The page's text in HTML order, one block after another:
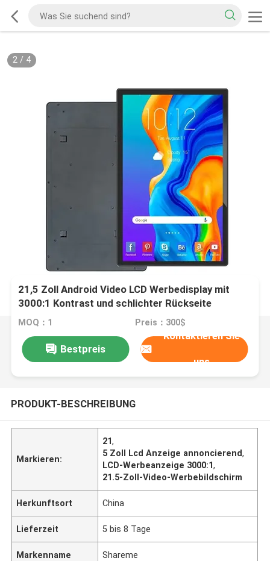
2/ 4
21,5 Zoll Android Video LCD Werbedisplay mit
3000:1 Kontrast und schlichter Rückseite
MOQ：1 Preis：300$
Bestpreis
Kontaktieren Sie
uns
PRODUKT-BESCHREIBUNG
Markieren:
21,
5 Zoll Lcd Anzeige annoncierend,
LCD-Werbeanzeige 3000:1,
21.5-Zoll-Video-Werbebildschirm
Herkunftsort China
Lieferzeit 5 bis 8 Tage
Markenname Shareme